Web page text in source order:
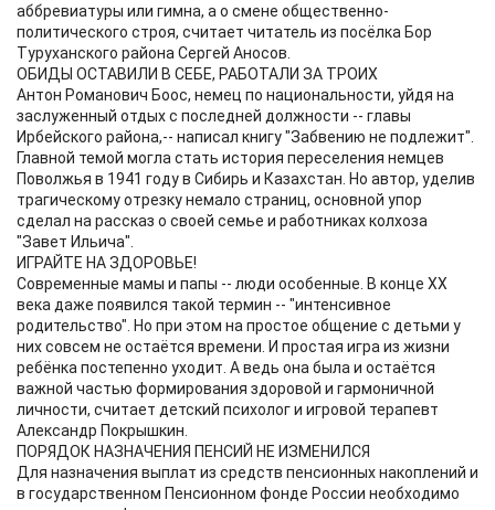
аббревиатуры или гимна, а о смене общественно-
политического строя, считает читатель из посёлка Бор
Туруханского района Сергей Аносов.
ОБИДЫ ОСТАВИЛИ В СЕБЕ, РАБОТАЛИ ЗА ТРОИХ
Антон Романович Боос, немец по национальности, уйдя на
заслуженный отдых с последней должности -- главы
Ирбейского района,-- написал книгу "Забвению не подлежит".
Главной темой могла стать история переселения немцев
Поволжья в 1941 году в Сибирь и Казахстан. Но автор, уделив
трагическому отрезку немало страниц, основной упор
сделал на рассказ о своей семье и работниках колхоза
"Завет Ильича".
ИГРАЙТЕ НА ЗДОРОВЬЕ!
Современные мамы и папы -- люди особенные. В конце XX
века даже появился такой термин -- "интенсивное
родительство". Но при этом на простое общение с детьми у
них совсем не остаётся времени. И простая игра из жизни
ребёнка постепенно уходит. А ведь она была и остаётся
важной частью формирования здоровой и гармоничной
личности, считает детский психолог и игровой терапевт
Александр Покрышкин.
ПОРЯДОК НАЗНАЧЕНИЯ ПЕНСИЙ НЕ ИЗМЕНИЛСЯ
Для назначения выплат из средств пенсионных накоплений и
в государственном Пенсионном фонде России необходимо